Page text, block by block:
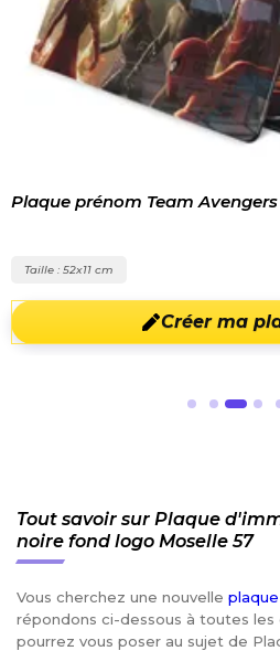
Plaque prénom Team Avengers
Taille : 52x11 cm
Créer ma
Tout savoir sur Plaque
noire fond logo Moselle 57
Vous cherchez une nouvelle
répondons ci-dessous à toutes les
pourrez vous poser au sujet de